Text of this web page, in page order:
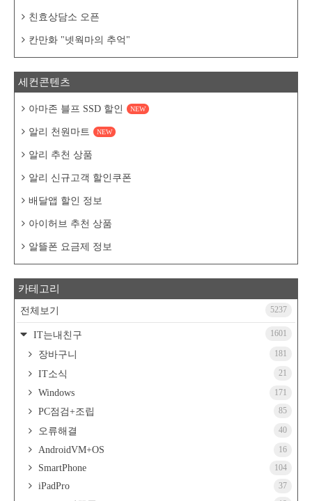
친효상담소 오픈
칸만화 "넷웍마의 추억"
세컨콘텐츠
아마존 블프 SSD 할인 NEW
알리 천원마트 NEW
알리 추천 상품
알리 신규고객 할인쿠폰
배달앱 할인 정보
아이허브 추천 상품
알뜰폰 요금제 정보
카테고리
전체보기 5237
IT는내친구 1601
장바구니 181
IT소식 21
Windows 171
PC점검+조립 85
오류해결 40
AndroidVM+OS 16
SmartPhone 104
iPadPro 37